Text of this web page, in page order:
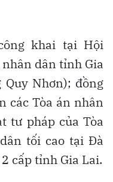
khai tại Hội
dân tỉnh Gia
Nhơn); đồng
các Tòa án nhân
tư pháp của Tòa
tối cao tại Đà
cấp tỉnh Gia Lai.